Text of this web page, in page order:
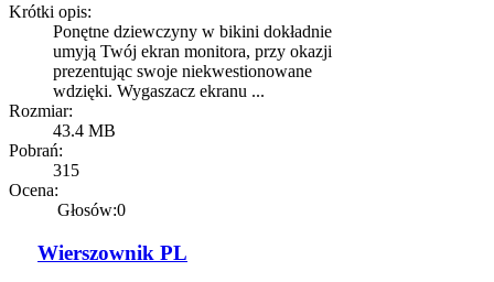
Krótki opis:
Ponętne dziewczyny w bikini dokładnie
umyją Twój ekran monitora, przy okazji
prezentując swoje niekwestionowane
wdzięki. Wygaszacz ekranu ...
Rozmiar:
43.4 MB
Pobrań:
315
Ocena:
Głosów:0
Wierszownik PL